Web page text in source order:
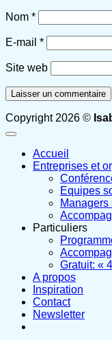
Nom *
E-mail *
Site web
Copyright 2026 ©
Accueil
Entreprises et
Equipes
Managers
Particuliers
Gratuit: «
A propos
Inspiration
Contact
Newsletter